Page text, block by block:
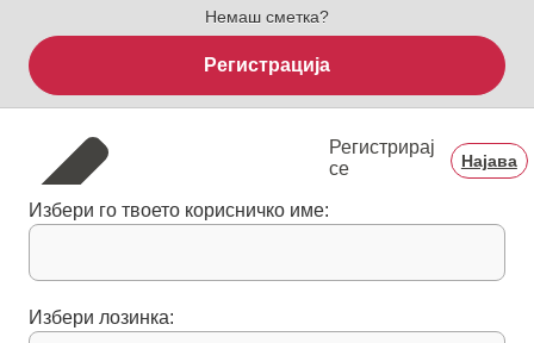
Немаш сметка?
Регистрација
Регистрирај
се
Најава
Избери го твоето корисничко име:
Избери лозинка: